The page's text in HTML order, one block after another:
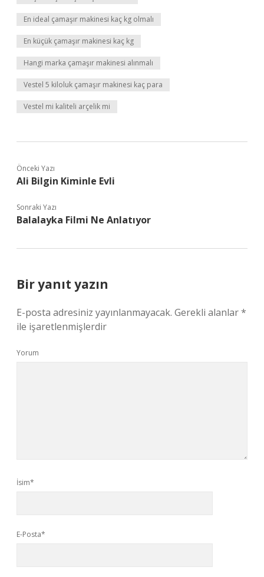
En ideal çamaşır makinesi kaç kg olmalı
En küçük çamaşır makinesi kaç kg
Hangi marka çamaşır makinesi alınmalı
Vestel 5 kiloluk çamaşır makinesi kaç para
Vestel mi kaliteli arçelik mi
Önceki Yazı
Ali Bilgin Kiminle Evli
Sonraki Yazı
Balalayka Filmi Ne Anlatıyor
Bir yanıt yazın
E-posta adresiniz yayınlanmayacak. Gerekli alanlar*
ile işaretlenmişlerdir
Yorum
İsim*
E-Posta*